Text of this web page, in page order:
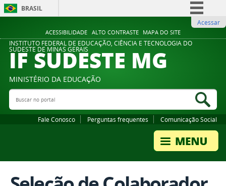
ACESSIBILIDADE ALTO CONTRASTE MAPA DO SITE
BRASIL
Comunica BR
Participe
Legislação
Acessar
INSTITUTO FEDERAL DE EDUCAÇÃO, CIÊNCIA E TECNOLOGIA DO
SUDESTE DE MINAS GERAIS
IF SUDESTE MG
MINISTÉRIO DA EDUCAÇÃO
Buscar no portal
Fale Conosco Perguntas frequentes Comunicação Social